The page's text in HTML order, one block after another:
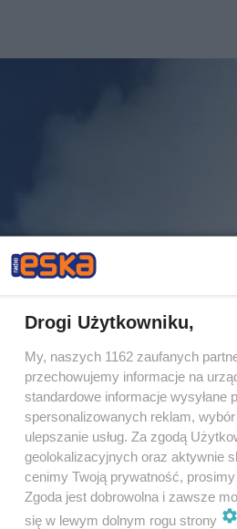
Drogi Użytkowniku,
My, naszych 1162 zaufanych
przechowujemy informacje na
standardowe informacje wysyłane
spersonalizowanych reklam,
ulepszanie usług. Za zgodą
geolokalizacyjnych oraz aktywnie
cenimy Twoją prywatność,
Zgoda jest dobrowolna i zawsze
się w lewym dolnym rogu strony